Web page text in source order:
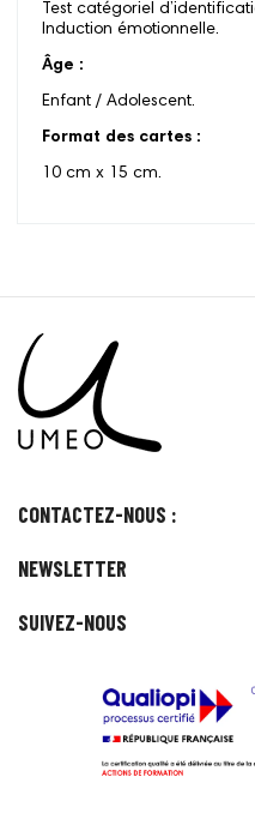
Test catégoriel
Induction émotionnelle.
Âge :
Enfant / Adolescent.
Format des cartes :
10 cm x 15 cm.
CONTACTEZ-NOUS :
NEWSLETTER
SUIVEZ-NOUS